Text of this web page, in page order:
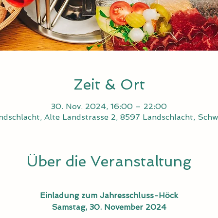
Zeit & Ort
30. Nov. 2024, 16:00 – 22:00
Alte Landstrasse 2, 8597 Landschlacht,
Über die Veranstaltung
Einladung zum Jahresschluss-Höck
Samstag, 30. November 2024